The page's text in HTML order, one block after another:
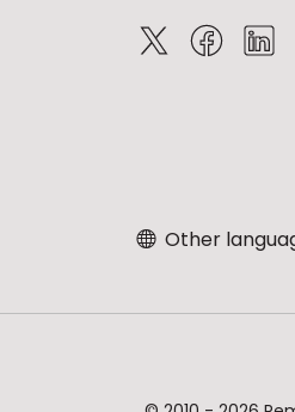
Other